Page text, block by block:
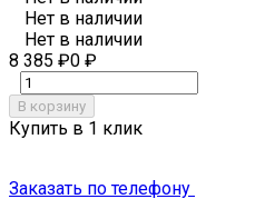
Нет в наличии
Нет в наличии
8 385 ₽0 ₽
В корзину
Купить в 1 клик
Заказать по телефону